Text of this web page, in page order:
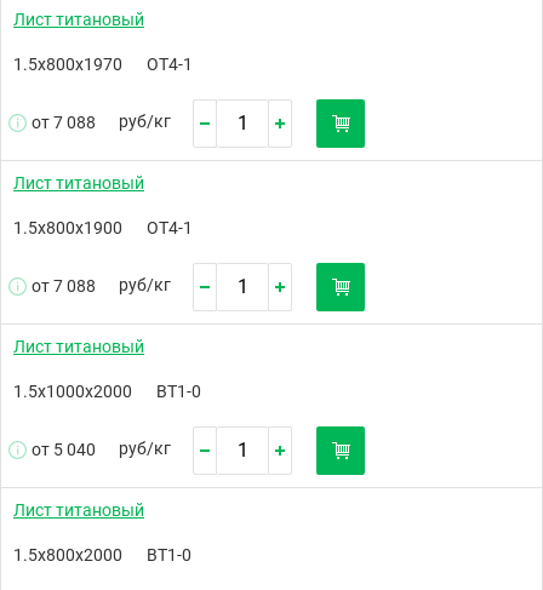
Лист титановый
1.5х800х1970 ОТ4-1
от 7 088 руб/кг
Лист титановый
1.5х800х1900 ОТ4-1
от 7 088 руб/кг
Лист титановый
1.5х1000х2000 ВТ1-0
от 5 040 руб/кг
Лист титановый
1.5х800х2000 ВТ1-0